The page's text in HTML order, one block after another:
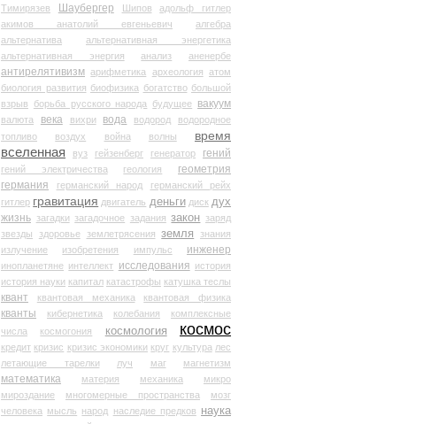
Тимирязев
Шаубергер Шипов
адольф гитлер
акимов анатолий евгеньевич
алгебра
альтернатива
альтернативная энергетика
альтернативная энергия
анализ аненербе
антирелятивизм арифметика археология атом
биология развития биофизика богатство большой
взрыв
борьба русского народа будущее вакуум
валюта века вихри вода водород
водородное
топливо
воздух война волны
время
вселенная
вуз гейзенберг генератор гений
гений электричества геология
геометрия
германия
германский народ
германский рейх
гитлер гравитация двигатель деньги диск дух
жизнь загадки загадочное задания закон заряд
звезды
здоровье землетрясения земля
знания
излучение
изобретения импульс инженер
инопланетяне интеллект исследования история
история науки капитал катастрофы катушка теслы
квант квантовая механика квантовая физика
кванты кибернетика колебания
комплексные
числа
космогония космология космос
кредит кризис кризис экономики круг культура лес
летающие тарелки
луч маг магнетизм
математика материя механика
микро
мироздание
многомерные пространства
мозг
человека мысль народ наследие предков наука